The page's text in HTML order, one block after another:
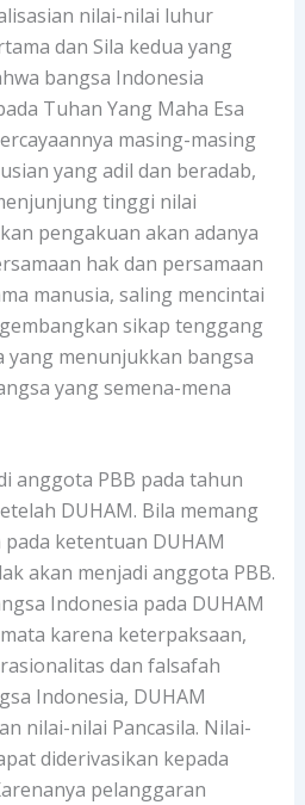
nilai-nilai luhur
dan Sila kedua yang
bangsa Indonesia
Tuhan Yang Maha Esa
masing-masing
yang adil dan beradab,
tinggi nilai
pengakuan akan adanya
hak dan persamaan
manusia, saling mencintai
sikap tenggang
yang menunjukkan bangsa
yang semena-mena
anggota PBB pada tahun
DUHAM. Bila memang
ketentuan DUHAM
akan menjadi anggota PBB.
Indonesia pada DUHAM
karena keterpaksaan,
dan falsafah
Indonesia, DUHAM
nilai-nilai Pancasila. Nilai-
diderivasikan kepada
pelanggaran